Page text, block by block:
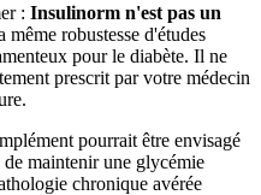
: Insulinorm n'est pas un
même robustesse d'études
pour le diabète. Il ne
prescrit par votre médecin
pourrait être envisagé
de maintenir une glycémie
chronique avérée